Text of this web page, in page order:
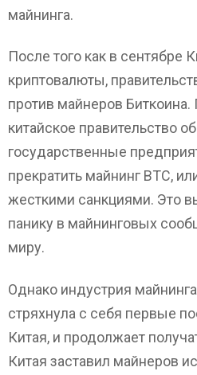
майнинга.
После того как в сентябре
криптовалюты,
против майнеров
китайское правительство
государственные
прекратить майнинг ВТС,
жесткими санкциями. Это
панику в майнинговых
миру.
Однако индустрия
стряхнула с себя первые
Китая, и продолжает
Китая заставил майнеров